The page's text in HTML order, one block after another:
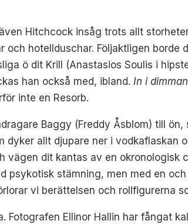
Hitchcock insåg trots allt
hotellduschar. Följaktligen borde
ö dit Krill (Anastasios Soulis i
han också med, ibland.In i dimman
inte en Resorb.
Baggy (Freddy Åsblom) till
dyker allt djupare ner i vodkaflaskan
dit kantas av en okronologisk
psykotisk stämning, men med en
vi berättelsen och rollfigurerna
Ellinor Hallin har fångat